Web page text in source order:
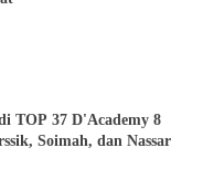
TOP 37 D'Academy 8
Soimah, dan Nassar